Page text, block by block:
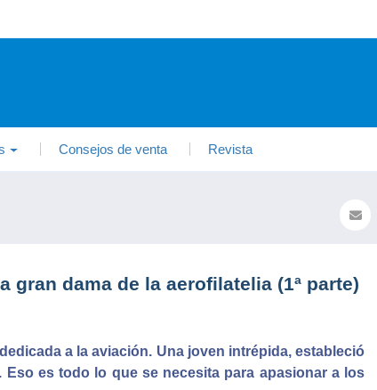
Consejos de venta Revista
gran dama de la aerofilatelia (1ª parte)
a la aviación. Una joven intrépida, estableció
es todo lo que se necesita para apasionar a los